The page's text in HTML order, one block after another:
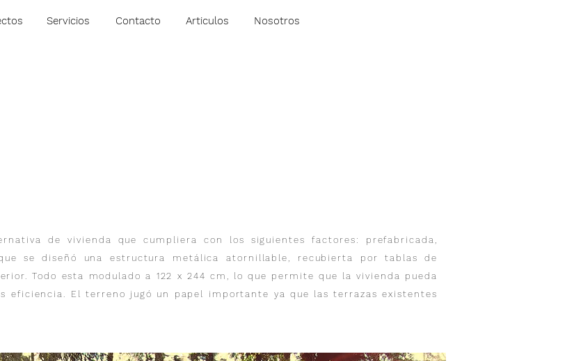
Servicios Contacto Articulos Nosotros
de vivienda que cumpliera con los siguientes factores: prefabricada,
se diseñó una estructura metálica atornillable, recubierta por tablas de
Todo esta modulado a 122 x 244 cm, lo que permite que la vivienda pueda
eficiencia. El terreno jugó un papel importante ya que las terrazas existentes